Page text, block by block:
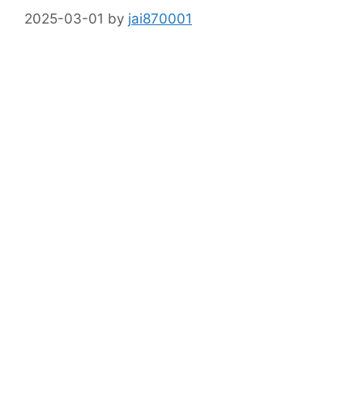
2025-03-01 by jai870001